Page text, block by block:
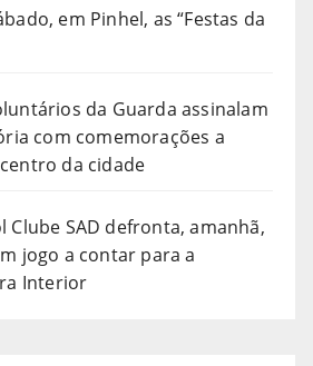
em Pinhel, as “Festas da
da Guarda assinalam
com comemorações a
da cidade
Clube SAD defronta, amanhã,
jogo a contar para a
Interior